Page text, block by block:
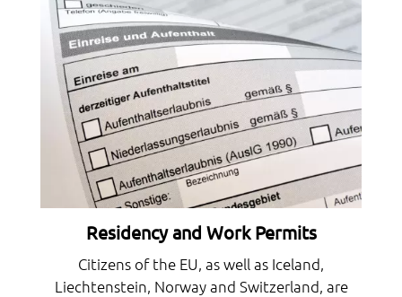
Residency and Work Permits
Citizens of the EU, as well as Iceland,
Liechtenstein, Norway and Switzerland, are